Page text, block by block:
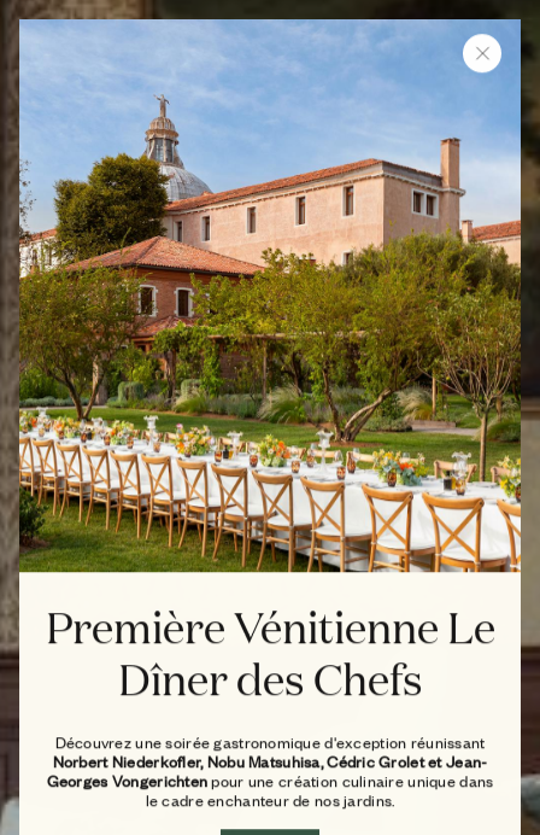
Première Vénitienne Le
Dîner des Chefs
Découvrez une soirée gastronomique d'exception réunissant
Norbert Niederkofler, Nobu Matsuhisa, Cédric Grolet et Jean-
Georges Vongerichtenpour une création culinaire unique dans
le cadre enchanteur de nos jardins.